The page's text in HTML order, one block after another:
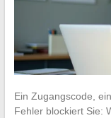
Ein Zugangscode,
Fehler blockiert Sie: